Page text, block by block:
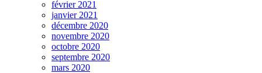
février 2021
janvier 2021
décembre 2020
novembre 2020
octobre 2020
septembre 2020
mars 2020